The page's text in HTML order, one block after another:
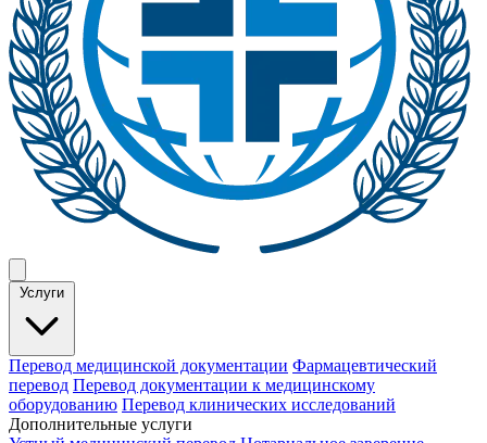
Услуги
Перевод медицинской документации Фармацевтический
перевод Перевод документации к медицинскому
оборудованию Перевод клинических исследований
Дополнительные услуги